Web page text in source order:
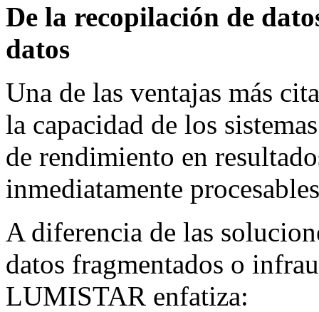
De la recopilación de
datos
Una de las ventajas más
la capacidad de los
de rendimiento en
inmediatamente
A diferencia de las
datos fragmentados o
LUMISTAR enfatiza: